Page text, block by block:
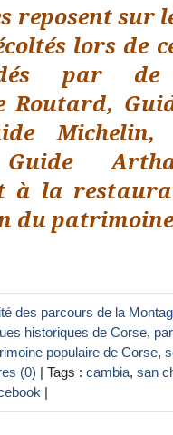
reposent sur
lors de
par de
à la
du
des parcours de la
historiques de Corse,
populaire de Corse,
(0) | Tags : cambia, san
|